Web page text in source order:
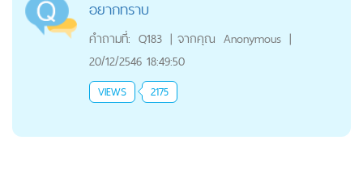
อยากทราบ
คำถามที่: Q183 | จากคุณ Anonymous |
20/12/2546 18:49:50
VIEWS 2175